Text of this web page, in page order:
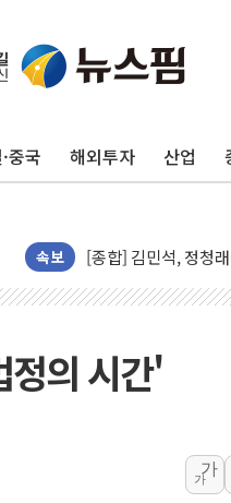
중국 해외투자 산업
속보
울진·영덕 '호우특보
인천 합동연설회 나
김민석, 2주차 제주·
[속보] 민주, 제주·
[속보] 민주, 인천 경
[속보] 민주, 제주
이번주 국내 주요 금
美, 이란전 출구전
의 시간'
가
가